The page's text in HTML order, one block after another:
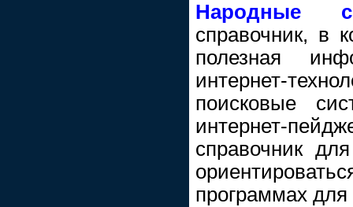
Народные
справочник, в
полезная
интернет-
поисковые
интернет-
справочник
программах для